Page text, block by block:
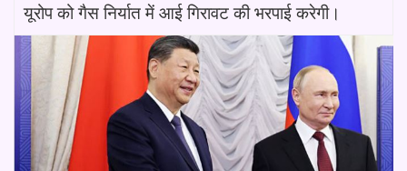
यूरोप को गैस निर्यात में आई गिरावट की भरपाई करेगी।